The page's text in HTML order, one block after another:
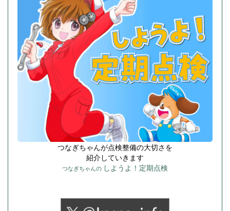
つなぎちゃんが点検整備の大切さを
紹介していきます
つなぎちゃんの しようよ！定期点検